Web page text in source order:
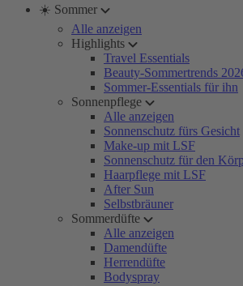
☀️ Sommer
Alle anzeigen
Highlights
Travel Essentials
Beauty-Sommertrends
Sommer-Essentials für ihn
Sonnenpflege
Alle anzeigen
Sonnenschutz fürs Gesicht
Make-up mit LSF
Sonnenschutz für den
Haarpflege mit LSF
After Sun
Selbstbräuner
Sommerdüfte
Alle anzeigen
Damendüfte
Herrendüfte
Bodyspray